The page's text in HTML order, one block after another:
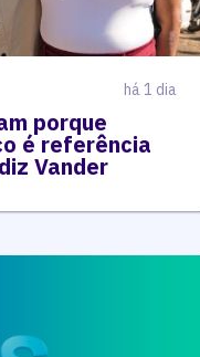
há 1 dia
porque
é referência
Vander